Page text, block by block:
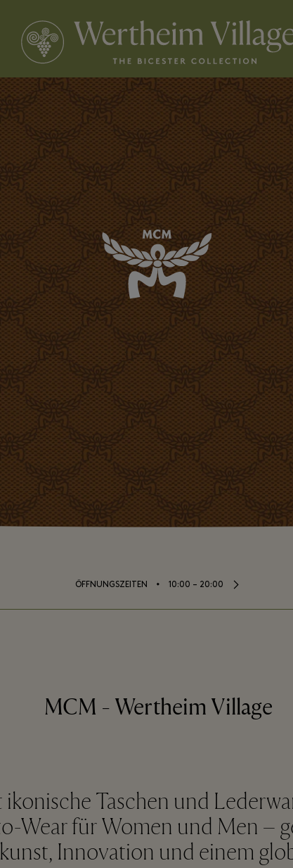
ÖFFNUNGSZEITEN ⬩ 10:00 – 20:00
MCM - Wertheim Village
Taschen und
Wear für Women und Men –
Innovation und einem